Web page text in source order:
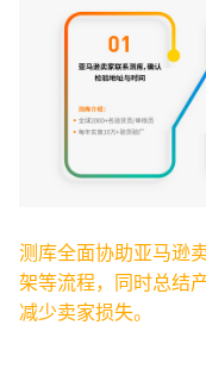
测库全面协助亚马逊
架等流程，同时总结
减少卖家损失。